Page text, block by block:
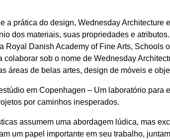
a prática do design, Wednesday Architecture
dos materiais, suas propriedades e
Royal Danish Academy of Fine Arts, Schools
colaborar sob o nome de Wednesday
áreas de belas artes, design de móveis e
em Copenhagen – Um laboratório
por caminhos inesperados.
assumem uma abordagem lúdica, mas
um papel importante em seu trabalho,